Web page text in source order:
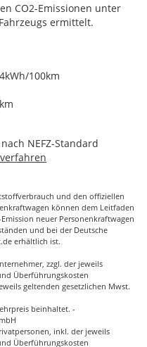
CO2-Emissionen unter
ermittelt.
100km
NEFZ-Standard
und den offiziellen
können dem Leitfaden
neuer Personenkraftwagen
und bei der Deutsche
erhältlich ist.
zzgl. der jeweils
Überführungskosten
geltenden gesetzlichen Mwst.
beinhaltet. -
inkl. der jeweils
Überführungskosten